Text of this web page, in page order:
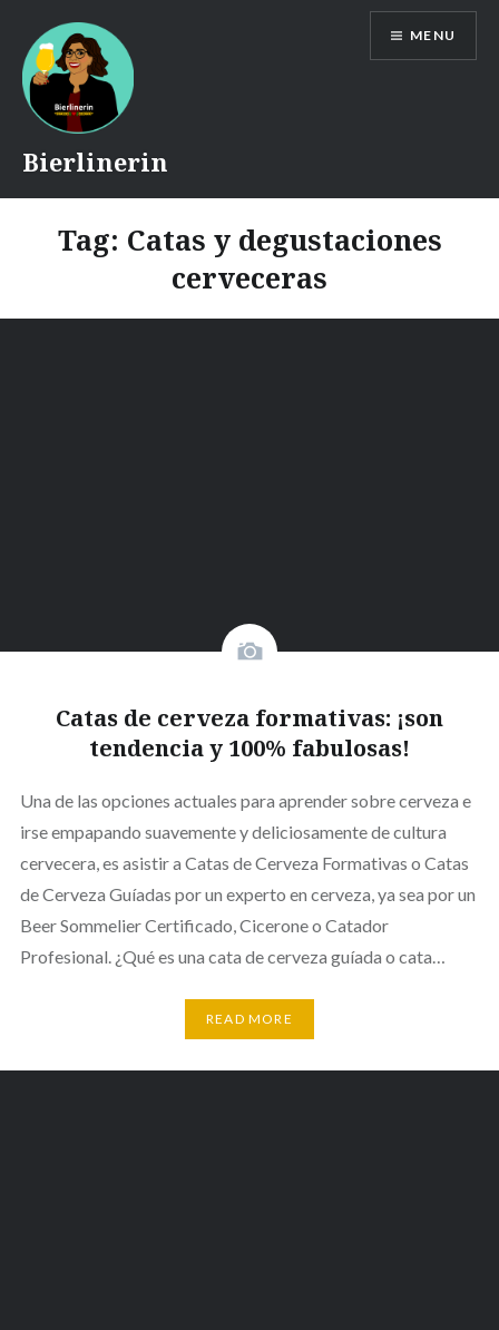
content
Bierlinerin
MENU
Tag: Catas y degustaciones
cerveceras
Catas de cerveza formativas: ¡son
tendencia y 100% fabulosas!
Una de las opciones actuales para aprender sobre cerveza e
irse empapando suavemente y deliciosamente de cultura
cervecera, es asistir a Catas de Cerveza Formativas o Catas
de Cerveza Guíadas por un experto en cerveza, ya sea por un
Beer Sommelier Certificado, Cicerone o Catador
Profesional. ¿Qué es una cata de cerveza guíada o cata…
READ MORE